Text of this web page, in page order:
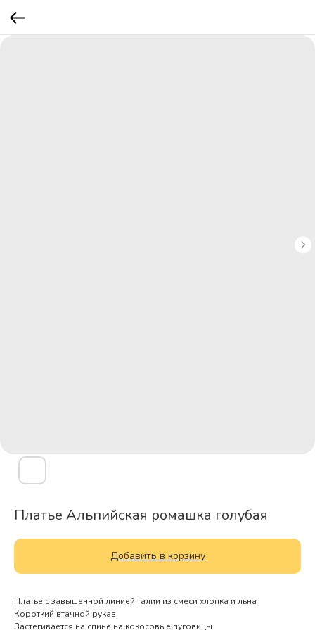
Платье Альпийская ромашка голубая
Добавить в корзину
Платье с завышенной линией талии из смеси хлопка и льна
Короткий втачной рукав
Застегивается на спине на кокосовые пуговицы